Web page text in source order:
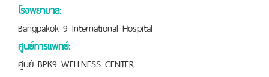
โรงพยาบาล:
Bangpakok 9 International Hospital
ศูนย์การแพทย์:
ศูนย์ BPK9 WELLNESS CENTER